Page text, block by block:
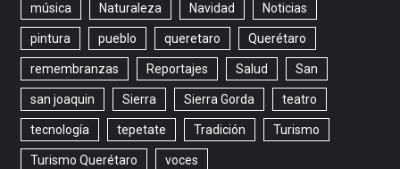
música Naturaleza Navidad Noticias
pintura pueblo queretaro Querétaro
remembranzas Reportajes Salud San
san joaquin Sierra Sierra Gorda teatro
tecnología tepetate Tradición Turismo
Turismo Querétaro voces